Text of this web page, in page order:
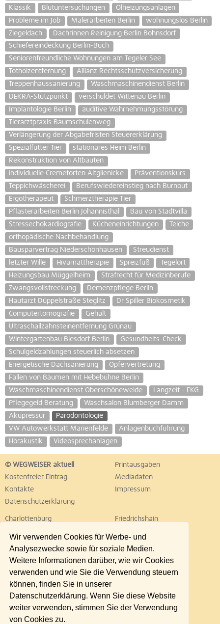
Wir verwenden Cookies für Werbe- und
Analysezwecke sowie für soziale Medien.
Weitere Informationen darüber, wie wir Cookies
verwenden und wie Sie die Verwendung steuern
können, finden Sie in unserer
Datenschutzerklärung. Wenn Sie diese Website
weiter verwenden, stimmen Sie der Verwendung
von Cookies zu.
Klassik
Blutuntersuchungen
Ölheizungsanlagen
Probleme im Job
Malerarbeiten Berlin
wohnungslos Berlin
Ziegeldach
Dachrinnen Reinigung Berlin Bohnsdorf
Schiefereindeckung Berlin-Buch
Seniorenfreundliche Wohnungen am Tegeler See
Totholzentfernung
Allianz Rechtsschutzversicherung
Treppenhaussanierung
Waschmaschinendienst Berlin
DEKRA-Stützpunkt
verschuldet Wittenau Berlin
Implantologie Berlin
auditive Wahrnehmungsstörung
Tierarztpraxis Baumschulenweg
Verlängerung der Abgabefristen Steuererklärung
Spezialfutter Tier
stationäres Heim Berlin
Rekonstruktion von Altbauten
individuelle Cremetorten Altglienicke
Präventionskurs
Teppichwäscherei
Berufswiedereinstieg nach Burnout
Ergotherapeut
Schmerztherapie Tier
Pflasterarbeiten Berlin Johannisthal
Bau von Stadtvilla
Stressechokardiografie
Kücheneinrichtungen
Teiche
orthopädische Nachbehandlung
Bausparvertrag Niederschönhausen
Streudienst
letzter Wille
Hivamattherapie Spreizfuß
Tegelort
Heizungsbau Müggelheim
Strafrecht für Medizinberufe
Zwangsvollstreckung
Demenzpflege Berlin
Hautarzt Düppelstraße Steglitz
Dr Spiller Biokosmetik
Computertomografie
Gehalt
Ultraschallzahnsteinentfernung Grünau
Wintergartenbau Biesdorf Berlin
Gesundheits-Check
Schulgeldzahlungen steuerlich absetzen
Energetische Dachsanierung
Opfervertretung
Fällen von Bäumen mit Hebebühne Berlin
Waschmaschinendienst Oberschöneweide
Langzeit - EKG
Pflegegeld Beratung
Waschsalon Blumberger Damm
Akupressur
Parodontologie
VW Autowerkstatt Marienfelde
Anlagenbuchführung
Hörakustik
Videosprechanlagen
© WEGWEISER aktuell
Printausgaben
Kostenfreier Eintrag
Mediadaten
Kontakte
Impressum
Datenschutzerklärung
Charlottenburg
Friedrichshain
Lichtenberg
Marzahn
Neukölln
Pankow
Reinickendorf
Schöneberg
Spandau
Steglitz
Tempelhof